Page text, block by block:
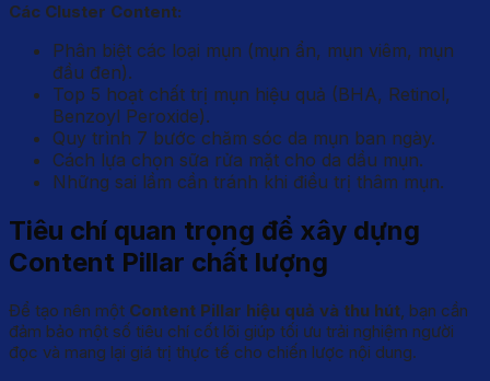
Các Cluster Content:
Phân biệt các loại mụn (mụn ẩn, mụn viêm, mụn
đầu đen).
Top 5 hoạt chất trị mụn hiệu quả (BHA, Retinol,
Benzoyl Peroxide).
Quy trình 7 bước chăm sóc da mụn ban ngày.
Cách lựa chọn sữa rửa mặt cho da dầu mụn.
Những sai lầm cần tránh khi điều trị thâm mụn.
Tiêu chí quan trọng để xây dựng
Content Pillar chất lượng
Để tạo nên một Content Pillar hiệu quả và thu hút , bạn cần
đảm bảo một số tiêu chí cốt lõi giúp tối ưu trải nghiệm người
đọc và mang lại giá trị thực tế cho chiến lược nội dung.